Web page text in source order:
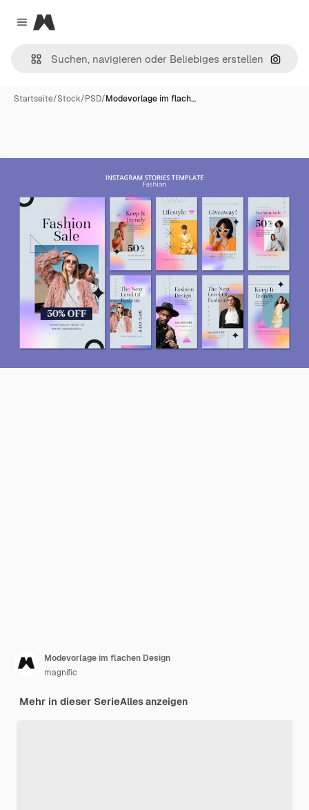
Close menu
Magnific
Nach
Startseite/Stock/PSD/Modevorlage im flach…
Modevorlage im flachen Design
magnific
Mehr in dieser SerieAlles anzeigen